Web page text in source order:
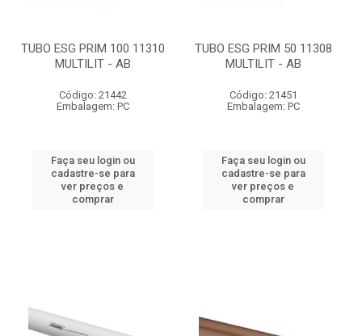
TUBO ESG PRIM 100 11310
MULTILIT - AB
Código: 21442
Embalagem: PC
Faça seu login ou
cadastre-se para
ver preços e
comprar
TUBO ESG PRIM 50 11308
MULTILIT - AB
Código: 21451
Embalagem: PC
Faça seu login ou
cadastre-se para
ver preços e
comprar